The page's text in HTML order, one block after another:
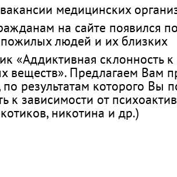
медицинских
на сайте появился
людей и их близких
«Аддиктивная склонность
веществ». Предлагаем Вам
по результатам которого Вы
к зависимости от
никотина и др.)